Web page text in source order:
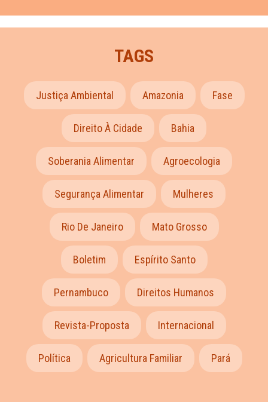
TAGS
Justiça Ambiental Amazonia Fase
Direito À Cidade Bahia
Soberania Alimentar Agroecologia
Segurança Alimentar Mulheres
Rio De Janeiro Mato Grosso
Boletim Espírito Santo
Pernambuco Direitos Humanos
Revista-Proposta Internacional
Política Agricultura Familiar Pará